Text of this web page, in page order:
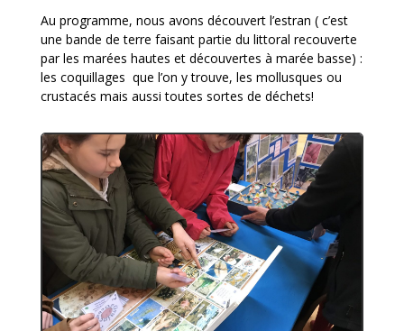
Au programme, nous avons découvert l’estran ( c’est
une bande de terre faisant partie du littoral recouverte
par les marées hautes et découvertes à marée basse) :
les coquillages que l’on y trouve, les mollusques ou
crustacés mais aussi toutes sortes de déchets!